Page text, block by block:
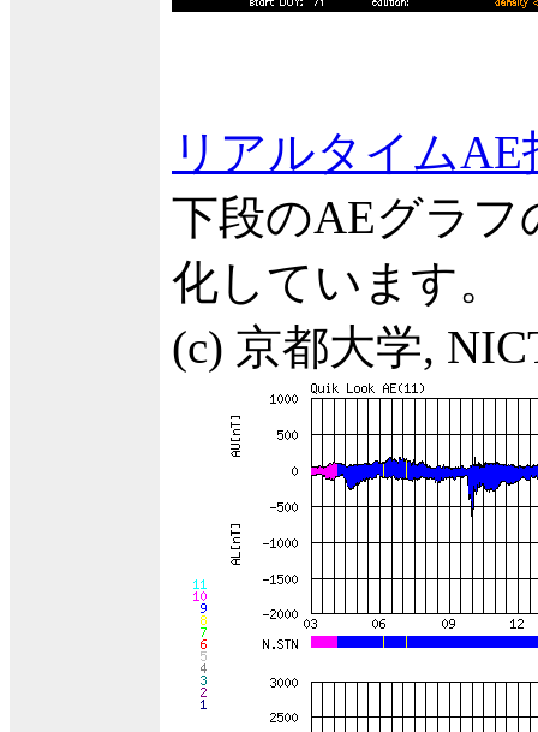
リアルタイムAE
下段のAEグラフ
化しています。
(c) 京都大学,